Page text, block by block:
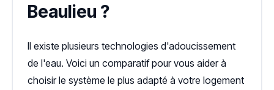
Beaulieu ?
Il existe plusieurs technologies d'adoucissement
de l'eau. Voici un comparatif pour vous aider à
choisir le système le plus adapté à votre logement